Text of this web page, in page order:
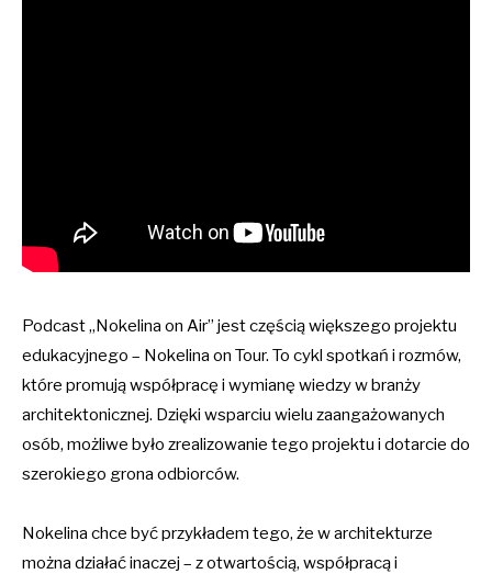
Podcast „Nokelina on Air” jest częścią większego projektu
edukacyjnego – Nokelina on Tour. To cykl spotkań i rozmów,
które promują współpracę i wymianę wiedzy w branży
architektonicznej. Dzięki wsparciu wielu zaangażowanych
osób, możliwe było zrealizowanie tego projektu i dotarcie do
szerokiego grona odbiorców.
Nokelina chce być przykładem tego, że w architekturze
można działać inaczej – z otwartością, współpracą i